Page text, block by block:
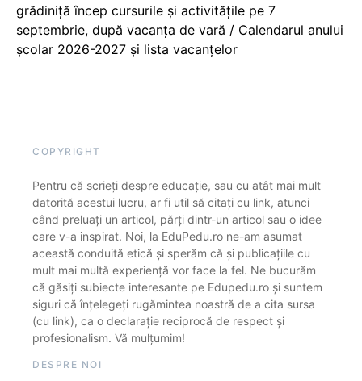
grădiniță încep cursurile și activitățile pe 7
septembrie, după vacanța de vară / Calendarul anului
școlar 2026-2027 și lista vacanțelor
COPYRIGHT
Pentru că scrieți despre educație, sau cu atât mai mult
datorită acestui lucru, ar fi util să citați cu link, atunci
când preluați un articol, părți dintr-un articol sau o idee
care v-a inspirat. Noi, la EduPedu.ro ne-am asumat
această conduită etică și sperăm că și publicațiile cu
mult mai multă experiență vor face la fel. Ne bucurăm
că găsiți subiecte interesante pe Edupedu.ro și suntem
siguri că înțelegeți rugămintea noastră de a cita sursa
(cu link), ca o declarație reciprocă de respect și
profesionalism. Vă mulțumim!
DESPRE NOI